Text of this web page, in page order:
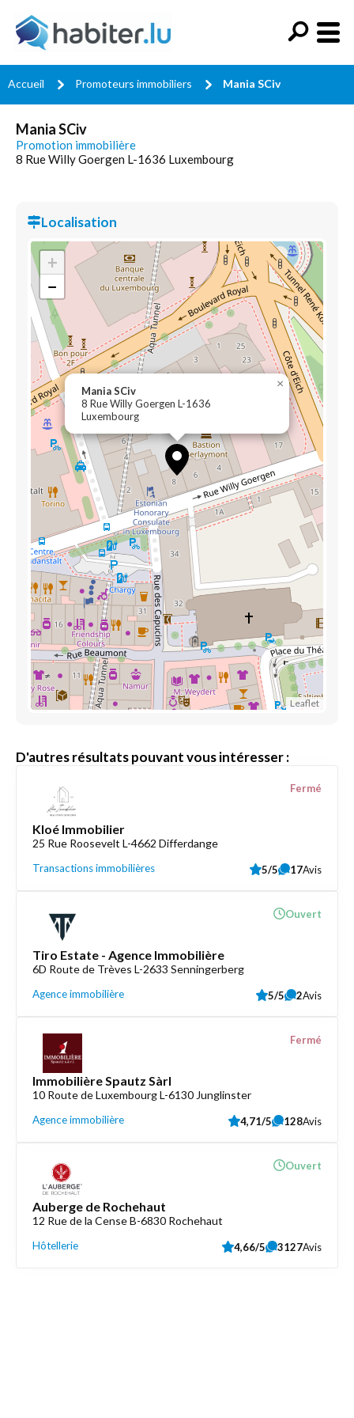
Accueil Promoteurs immobiliers Mania SCiv
Mania SCiv
Promotion immobilière
8 Rue Willy Goergen L-1636 Luxembourg
Localisation
Mania SCiv
8 Rue Willy Goergen L-1636
Luxembourg
×
+
−
Leaflet
D'autres résultats pouvant vous intéresser :
Kloé Immobilier
25 Rue Roosevelt L-4662 Differdange
Transactions immobilières
Fermé
5/5 17Avis
Tiro Estate - Agence Immobilière
6D Route de Trèves L-2633 Senningerberg
Agence immobilière
Ouvert
5/5 2Avis
Immobilière Spautz Sàrl
10 Route de Luxembourg L-6130 Junglinster
Agence immobilière
Fermé
4,71/5 128Avis
Auberge de Rochehaut
12 Rue de la Cense B-6830 Rochehaut
Hôtellerie
Ouvert
4,66/5 3127Avis